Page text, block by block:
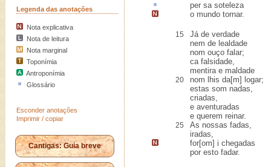
Legenda das anotações
Nota explicativa
Nota de leitura
Nota marginal
Toponímia
Antroponímia
Glossário
Esconder anotações
Imprimir / copiar
Cantigas: Guia breve
per sa soteleza
o mundo tornar.
15
Já de verdade
nem de lealdade
nom ouço falar;
ca falsidade,
mentira e maldade
20
nom lhis da[m] logar;
estas som nadas,
criadas,
e aventuradas
e querem reinar.
25
As nossas fadas,
iradas,
for[om] i chegadas
por esto fadar.